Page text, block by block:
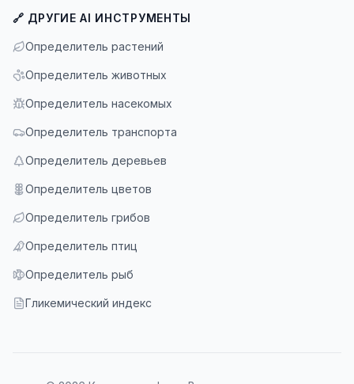
🔗 ДРУГИЕ AI ИНСТРУМЕНТЫ
Определитель растений
Определитель животных
Определитель насекомых
Определитель транспорта
Определитель деревьев
Определитель цветов
Определитель грибов
Определитель птиц
Определитель рыб
Гликемический индекс